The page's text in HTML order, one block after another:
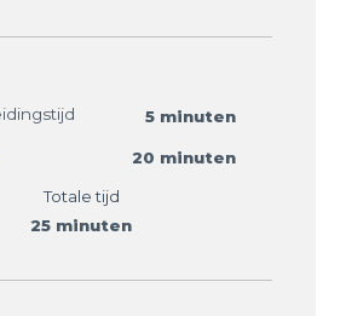
5 minuten
20 minuten
Totale tijd
25 minuten